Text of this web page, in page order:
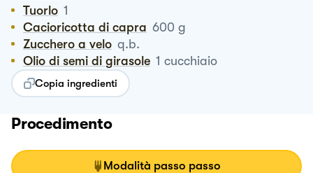
Tuorlo 1
Cacioricotta di capra 600 g
Zucchero a velo q.b.
Olio di semi di girasole 1 cucchiaio
Copia ingredienti
Procedimento
Modalità passo passo